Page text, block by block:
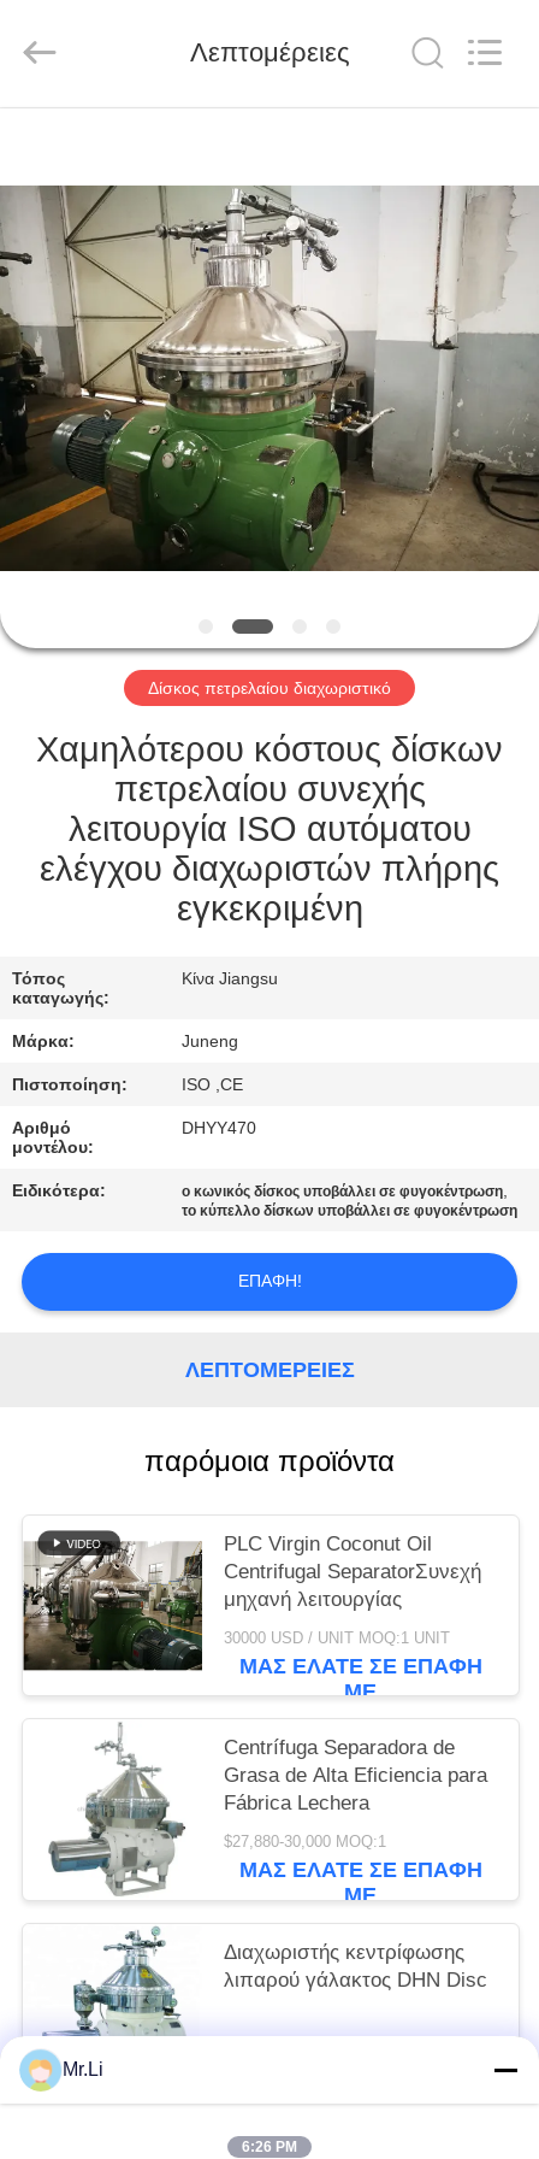
ΠΡΟΪΌΝΤΑ
ΒΊΝΤΕΟ
ΣΧΕΤΙΚΆ
ΜΕ
ΕΜΆΣ
ΞΕΝΆΓΗΣΗ
ΕΡΓΟΣΤΆΣΙΟ
ΠΟΙΟΤΙΚΌΣ
ΈΛΕΓΧΟΣ
ΕΠΙΚΟΙΝΩΝΉΣΤΕ
ΜΑΖΊ
ΝΈΑ
ΥΠΟΘΈΣΕΙΣ
COMPANY
NEWS
PRIVACY
LTD..
Λεπτομέρειες
Δίσκος πετρελαίου διαχωριστικό
Χαμηλότερου κόστους δίσκων
πετρελαίου συνεχής
λειτουργία ISO αυτόματου
ελέγχου διαχωριστών πλήρης
εγκεκριμένη
Τόπος
καταγωγής:
Κίνα Jiangsu
Μάρκα: Juneng
Πιστοποίηση: ISO ,CE
Αριθμό
μοντέλου:
DHYY470
Ειδικότερα: ο κωνικός δίσκος υποβάλλει σε φυγοκέντρωση,
το κύπελλο δίσκων υποβάλλει σε φυγοκέντρωση
ΕΠΑΦΉ!
ΛΕΠΤΟΜΈΡΕΙΕΣ
παρόμοια προϊόντα
PLC Virgin Coconut Oil
Centrifugal SeparatorΣυνεχή
μηχανή λειτουργίας
30000 USD / UNIT MOQ:1 UNIT
ΜΑΣ ΕΛΆΤΕ ΣΕ ΕΠΑΦΉ
ΜΕ
Centrífuga Separadora de
Grasa de Alta Eficiencia para
Fábrica Lechera
$27,880-30,000 MOQ:1
ΜΑΣ ΕΛΆΤΕ ΣΕ ΕΠΑΦΉ
ΜΕ
Διαχωριστής κεντρίφωσης
λιπαρού γάλακτος DHN Disc
ΜΕ
Mr.Li
6:26 PM